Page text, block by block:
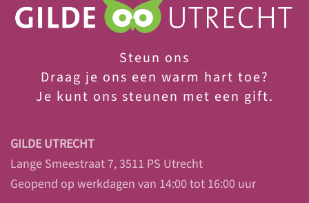
Steun ons
Draag je ons een warm hart toe?
Je kunt ons steunen met een gift.
GILDE UTRECHT
Lange Smeestraat 7, 3511 PS Utrecht
Geopend op werkdagen van 14:00 tot 16:00 uur